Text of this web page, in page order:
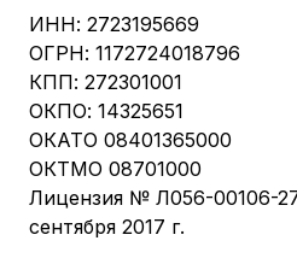
ИНН: 2723195669
ОГРН: 1172724018796
КПП: 272301001
ОКПО: 14325651
ОКАТО 08401365000
ОКТМО 08701000
Лицензия № Л056-00106-
сентября 2017 г.